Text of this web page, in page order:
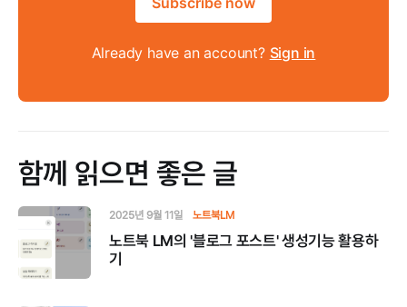
Already have an account? Sign in
함께 읽으면 좋은 글
2025년 9월 11일 노트북LM
노트북 LM의 '블로그 포스트' 생성기능 활용하
기